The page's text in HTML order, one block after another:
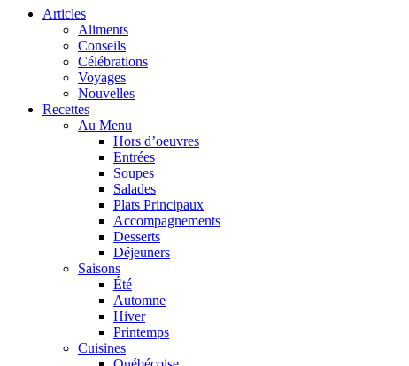
Articles
Aliments
Conseils
Célébrations
Voyages
Nouvelles
Recettes
Au Menu
Hors d’oeuvres
Entrées
Soupes
Salades
Plats Principaux
Accompagnements
Desserts
Déjeuners
Saisons
Été
Automne
Hiver
Printemps
Cuisines